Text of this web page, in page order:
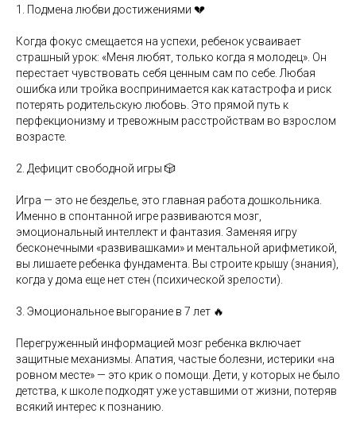
1. Подмена любви достижениями 💔
Когда фокус смещается на успехи, ребенок усваивает
страшный урок: «Меня любят, только когда я молодец». Он
перестает чувствовать себя ценным сам по себе. Любая
ошибка или тройка воспринимается как катастрофа и риск
потерять родительскую любовь. Это прямой путь к
перфекционизму и тревожным расстройствам во взрослом
возрасте.
2. Дефицит свободной игры 🎲
Игра — это не безделье, это главная работа дошкольника.
Именно в спонтанной игре развиваются мозг,
эмоциональный интеллект и фантазия. Заменяя игру
бесконечными «развивашками» и ментальной арифметикой,
вы лишаете ребенка фундамента. Вы строите крышу (знания),
когда у дома еще нет стен (психической зрелости).
3. Эмоциональное выгорание в 7 лет 🔥
Перегруженный информацией мозг ребенка включает
защитные механизмы. Апатия, частые болезни, истерики «на
ровном месте» — это крик о помощи. Дети, у которых не было
детства, к школе подходят уже уставшими от жизни, потеряв
всякий интерес к познанию.